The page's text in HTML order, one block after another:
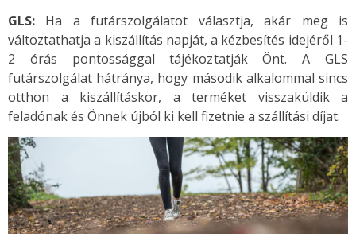
GLS: Ha a futárszolgálatot választja, akár meg is
változtathatja a kiszállítás napját, a kézbesítés idejéről 1-
2 órás pontossággal tájékoztatják Önt. A GLS
futárszolgálat hátránya, hogy második alkalommal sincs
otthon a kiszállításkor, a terméket visszaküldik a
feladónak és Önnek újból ki kell fizetnie a szállítási díjat.